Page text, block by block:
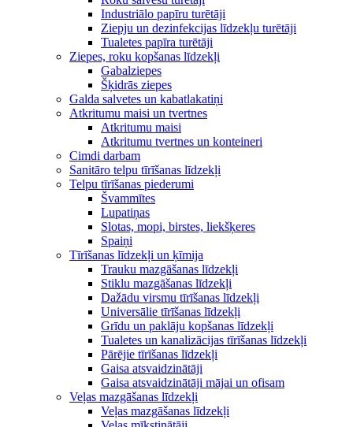
Industriālo papīru turētāji
Ziepju un dezinfekcijas līdzekļu turētāji
Tualetes papīra turētāji
Ziepes, roku kopšanas līdzekļi
Gabalziepes
Šķidrās ziepes
Galda salvetes un kabatlakatiņi
Atkritumu maisi un tvertnes
Atkritumu maisi
Atkritumu tvertnes un konteineri
Cimdi darbam
Sanitāro telpu tīrīšanas līdzekļi
Telpu tīrīšanas piederumi
Švammītes
Lupatiņas
Slotas, mopi, birstes, liekšķeres
Spaiņi
Tīrīšanas līdzekļi un ķīmija
Trauku mazgāšanas līdzekļi
Stiklu mazgāšanas līdzekļi
Dažādu virsmu tīrīšanas līdzekļi
Universālie tīrīšanas līdzekļi
Grīdu un paklāju kopšanas līdzekļi
Tualetes un kanalizācijas tīrīšanas līdzekļi
Pārējie tīrīšanas līdzekļi
Gaisa atsvaidzinātāji
Gaisa atsvaidzinātāji mājai un ofisam
Veļas mazgāšanas līdzekļi
Veļas mazgāšanas līdzekļi